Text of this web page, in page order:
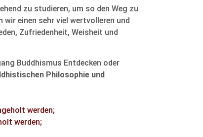
zu studieren, um so den Weg zu
einen sehr viel wertvolleren und
Zufriedenheit, Weisheit und
Buddhismus Entdecken oder
Philosophie und
werden;
werden;